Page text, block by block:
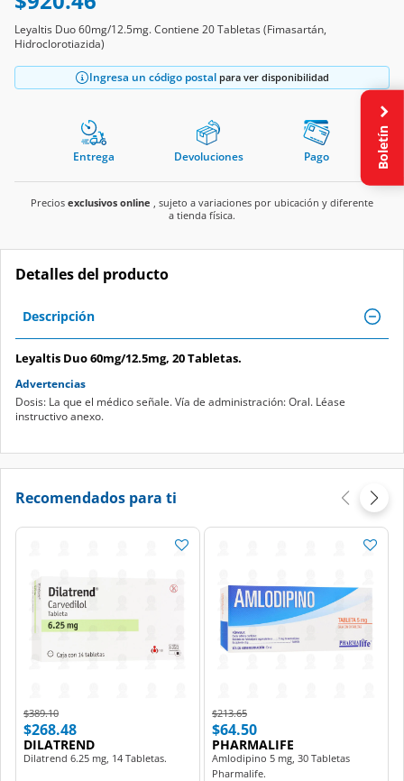
Leyaltis Duo 60mg/12.5mg. Contiene 20 Tabletas (Fimasartán,
Hidroclorotiazida)
Ingresa un código postal para ver disponibilidad
Entrega Devoluciones Pago
Precios exclusivos online , sujeto a variaciones por ubicación y diferente
a tienda física.
Detalles del producto
Descripción
Leyaltis Duo 60mg/12.5mg, 20 Tabletas.
Advertencias
Dosis: La que el médico señale. Vía de administración: Oral. Léase
instructivo anexo.
Recomendados para ti
Price reduced from
$389.10to
$268.48
DILATREND
Dilatrend 6.25 mg, 14 Tabletas.
Price reduced from
$213.65to
$64.50
PHARMALIFE
Amlodipino 5 mg, 30 Tabletas
Pharmalife.
Boletín